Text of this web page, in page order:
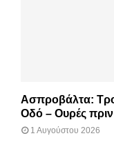
Ασπροβάλτα:
Οδό – Ουρές πριν
1 Αυγούστου 2026